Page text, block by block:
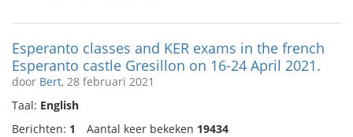
Esperanto classes and KER exams in the french
Esperanto castle Gresillon on 16-24 April 2021.
door Bert, 28 februari 2021
Taal: English
Berichten: 1 Aantal keer bekeken 19434